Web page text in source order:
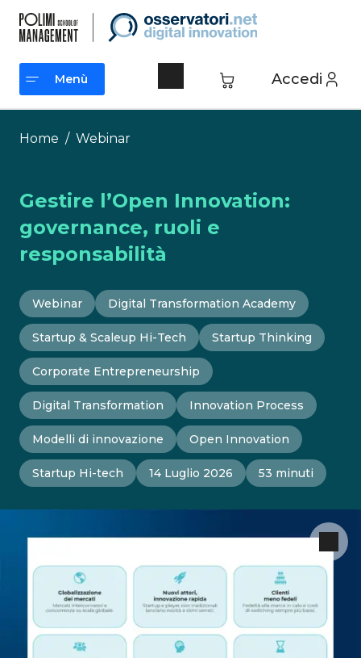
contenuto
Accedi
Menù
Menù
Home / Webinar
Gestire l’Open Innovation:
governance, ruoli e
responsabilità
Webinar Digital Transformation Academy
Startup & Scaleup Hi-Tech Startup Thinking
Corporate Entrepreneurship
Digital Transformation Innovation Process
Modelli di innovazione Open Innovation
Startup Hi-tech 14 Luglio 2026 53 minuti